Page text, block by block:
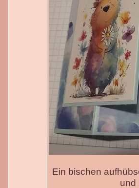
Ein bischen
und